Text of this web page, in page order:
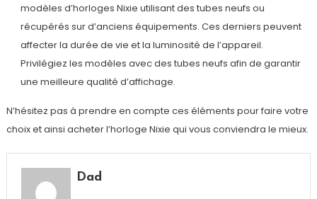
modèles d’horloges Nixie utilisant des tubes neufs ou
récupérés sur d’anciens équipements. Ces derniers peuvent
affecter la durée de vie et la luminosité de l’appareil.
Privilégiez les modèles avec des tubes neufs afin de garantir
une meilleure qualité d’affichage.
N’hésitez pas à prendre en compte ces éléments pour faire votre
choix et ainsi acheter l’horloge Nixie qui vous conviendra le mieux.
Dad